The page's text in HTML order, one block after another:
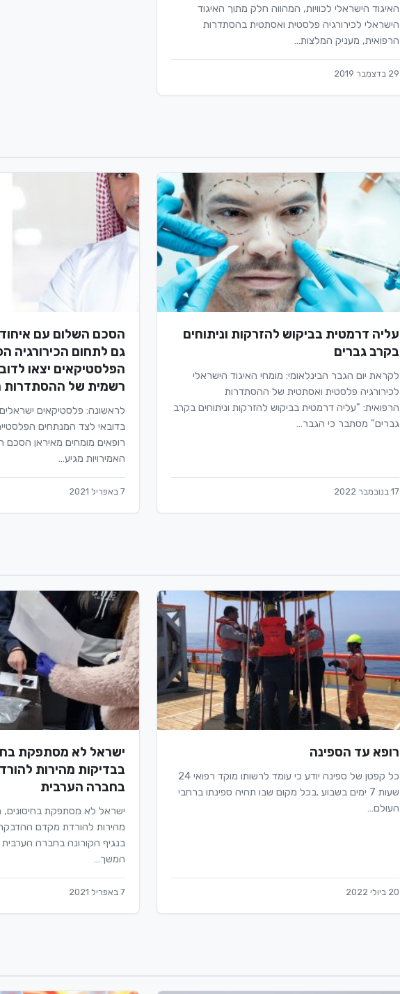
האיגוד הישראלי לכוויות, המהווה חלק מתוך האיגוד
הישראלי לכירורגיה פלסטית ואסתטית בהסתדרות
הרפואית, מעניק המלצות…
29 בדצמבר 2019
עליה דרמטית בביקוש להזרקות וניתוחים
בקרב גברים
לקראת יום הגבר הבינלאומי: מומחי האיגוד הישראלי
לכירורגיה פלסטית ואסתטית של ההסתדרות
הרפואית: "עליה דרמטית בביקוש להזרקות וניתוחים בקרב
גברים" מסתבר כי הגבר…
17 בנובמבר 2022
הסכם השלום עם איחוד
גם לתחום הכירורגיה
הפלסטיקאים יצאו
רשמית של ההסתדרות
לראשונה: פלסטיקאים ישראלים
בדובאי לצד המנתחים
רופאים מומחים מאיראן הסכם
האמירויות מגיע…
7 באפריל 2021
רופא עד הספינה
כל קפטן של ספינה יודע כי עומד לרשותו מוקד רפואי 24
שעות 7 ימים בשבוע .בכל מקום שבו תהיה ספינתו ברחבי
העולם…
20 ביולי 2022
ישראל לא מסתפקת
בבדיקות מהירות
בחברה הערבית
ישראל לא מסתפקת בחיסונים,
מהירות להורדת מקדם
בנגיף הקורונה בחברה
המשך…
7 באפריל 2021